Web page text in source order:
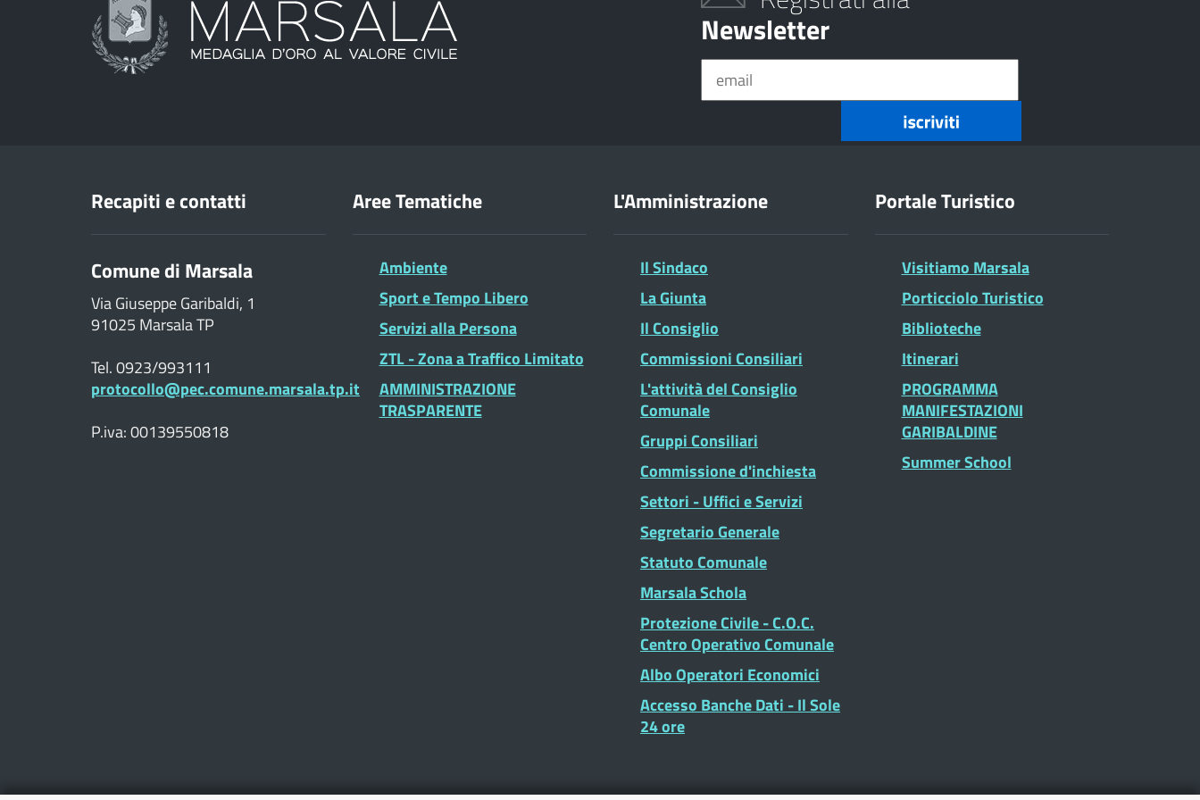
Newsletter
Recapiti e contatti
Comune di Marsala
Via Giuseppe Garibaldi, 1
91025 Marsala TP
Tel. 0923/993111
protocollo@pec.comune.marsala.tp.it
P.iva: 00139550818
Aree Tematiche
Ambiente
Sport e Tempo Libero
Servizi alla Persona
ZTL - Zona a Traffico Limitato
AMMINISTRAZIONE
TRASPARENTE
L'Amministrazione
Il Sindaco
La Giunta
Il Consiglio
Commissioni Consiliari
L'attività del Consiglio
Comunale
Gruppi Consiliari
Commissione d'inchiesta
Settori - Uffici e Servizi
Segretario Generale
Statuto Comunale
Marsala Schola
Protezione Civile - C.O.C.
Centro Operativo Comunale
Albo Operatori Economici
Accesso Banche Dati - Il Sole
24 ore
Portale Turistico
Visitiamo Marsala
Porticciolo Turistico
Biblioteche
Itinerari
PROGRAMMA
MANIFESTAZIONI
GARIBALDINE
Summer School